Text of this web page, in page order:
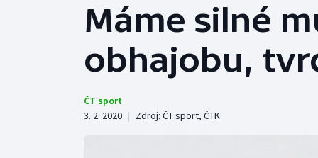
Tenis
Atletika
Basketbal
Máme silné
obhajobu,
ČT sport
3. 2. 2020 | Zdroj: ČT sport, ČTK